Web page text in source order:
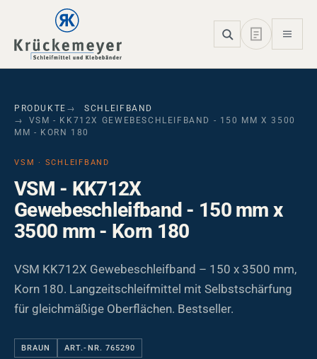
Skip to main navigation
Skip to main content
Skip to page footer
PRODUKTE
SCHLEIFBAND
VSM - KK712X GEWEBESCHLEIFBAND - 150 MM X 3500
MM - KORN 180
VSM · SCHLEIFBAND
VSM - KK712X
Gewebeschleifband - 150 mm x
3500 mm - Korn 180
VSM KK712X Gewebeschleifband – 150 x 3500 mm,
Korn 180. Langzeitschleifmittel mit Selbstschärfung
für gleichmäßige Oberflächen. Bestseller.
BRAUN ART.-NR. 765290